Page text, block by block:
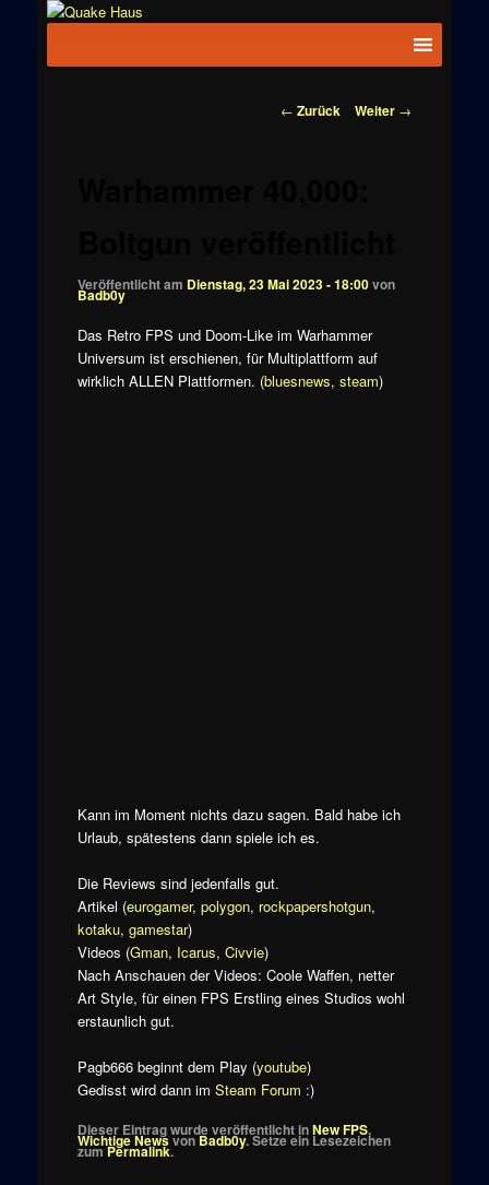
News zu
Beitragsnavigation
← Zurück Weiter →
Veröffentlicht am Dienstag, 23 Mai 2023 - 18:00von
Badb0y
Das Retro FPS und Doom-Like im Warhammer
Universum ist erschienen, für Multiplattform auf
wirklich ALLEN Plattformen. (bluesnews, steam)
Kann im Moment nichts dazu sagen. Bald habe ich
Urlaub, spätestens dann spiele ich es.
Die Reviews sind jedenfalls gut.
Artikel (eurogamer, polygon, rockpapershotgun,
kotaku, gamestar)
Videos (Gman, Icarus, Civvie)
Nach Anschauen der Videos: Coole Waffen, netter
Art Style, für einen FPS Erstling eines Studios wohl
erstaunlich gut.
Pagb666 beginnt dem Play (youtube)
Gedisst wird dann im Steam Forum :)
Dieser Eintrag wurde veröffentlicht inNew FPS,
Wichtige NewsvonBadb0y. Setze ein Lesezeichen
zumPermalink.